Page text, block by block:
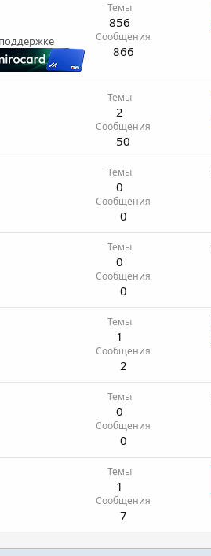
Темы
856
Сообщения
866
Темы
2
Сообщения
50
Темы
0
Сообщения
0
Темы
0
Сообщения
0
Темы
1
Сообщения
2
Темы
0
Сообщения
0
Темы
1
Сообщения
7